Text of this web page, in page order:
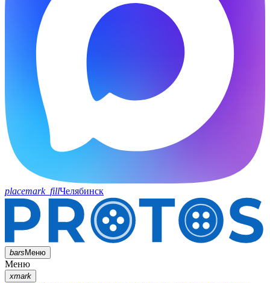
placemark_fillЧелябинск
barsМеню
Меню
xmark